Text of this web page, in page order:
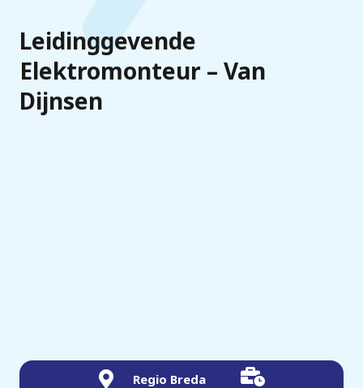
Leidinggevende
Elektromonteur – Van
Dijnsen
Regio Breda